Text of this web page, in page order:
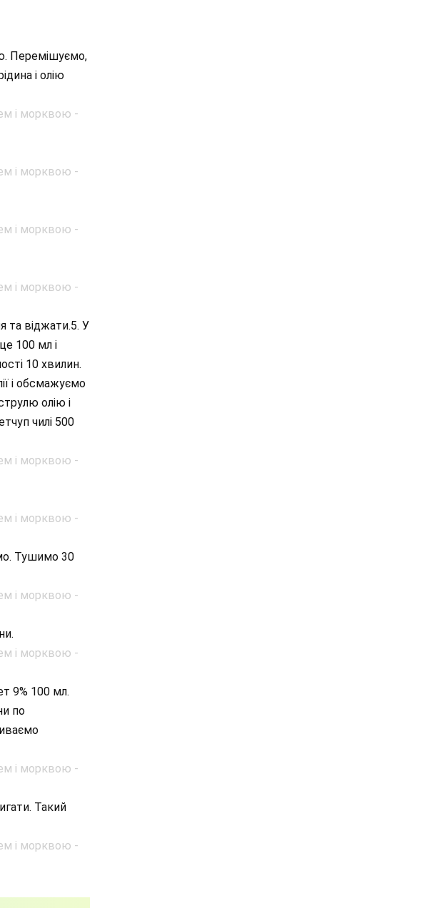
Перемішуємо,
і олію
та віджати.5. У
100 мл і
10 хвилин.
і обсмажуємо
олію і
чилі 500
Тушимо 30
9% 100 мл.
по
Такий